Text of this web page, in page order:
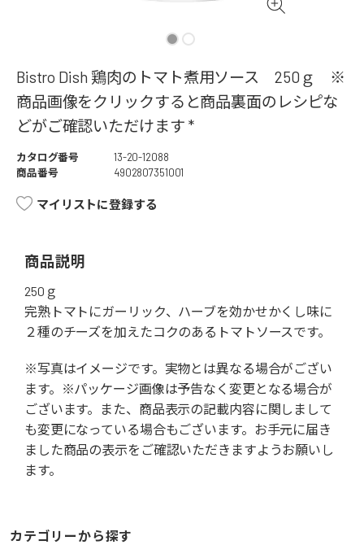
Bistro Dish 鶏肉のトマト煮用ソース 250ｇ ※
商品画像をクリックすると商品裏面のレシピな
どがご確認いただけます *
カタログ番号
13-20-12088
商品番号
4902807351001
マイリストに登録する
商品説明
250ｇ
完熟トマトにガーリック、ハーブを効かせかくし味に
２種のチーズを加えたコクのあるトマトソースです。
※写真はイメージです。実物とは異なる場合がござい
ます。※パッケージ画像は予告なく変更となる場合が
ございます。また、商品表示の記載内容に関しまして
も変更になっている場合もございます。お手元に届き
ました商品の表示をご確認いただきますようお願いし
ます。
カテゴリーから探す